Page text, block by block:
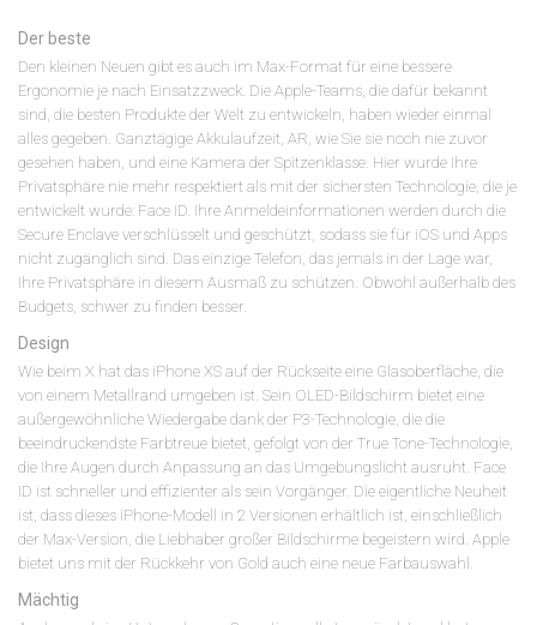
Der beste
Den kleinen Neuen gibt es auch im Max-Format für eine bessere
Ergonomie je nach Einsatzzweck. Die Apple-Teams, die dafür bekannt
sind, die besten Produkte der Welt zu entwickeln, haben wieder einmal
alles gegeben. Ganztägige Akkulaufzeit, AR, wie Sie sie noch nie zuvor
gesehen haben, und eine Kamera der Spitzenklasse. Hier wurde Ihre
Privatsphäre nie mehr respektiert als mit der sichersten Technologie, die je
entwickelt wurde: Face ID. Ihre Anmeldeinformationen werden durch die
Secure Enclave verschlüsselt und geschützt, sodass sie für iOS und Apps
nicht zugänglich sind. Das einzige Telefon, das jemals in der Lage war,
Ihre Privatsphäre in diesem Ausmaß zu schützen. Obwohl außerhalb des
Budgets, schwer zu finden besser.
Design
Wie beim X hat das iPhone XS auf der Rückseite eine Glasoberfläche, die
von einem Metallrand umgeben ist. Sein OLED-Bildschirm bietet eine
außergewöhnliche Wiedergabe dank der P3-Technologie, die die
beeindruckendste Farbtreue bietet, gefolgt von der True Tone-Technologie,
die Ihre Augen durch Anpassung an das Umgebungslicht ausruht. Face
ID ist schneller und effizienter als sein Vorgänger. Die eigentliche Neuheit
ist, dass dieses iPhone-Modell in 2 Versionen erhältlich ist, einschließlich
der Max-Version, die Liebhaber großer Bildschirme begeistern wird. Apple
bietet uns mit der Rückkehr von Gold auch eine neue Farbauswahl.
Mächtig